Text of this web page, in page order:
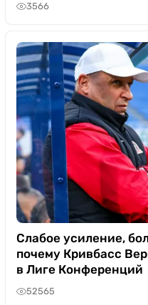
3566
Слабое усиление,
почему Кривбасс
в Лиге Конференций
52565